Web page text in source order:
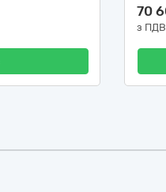
70
з ПДВ